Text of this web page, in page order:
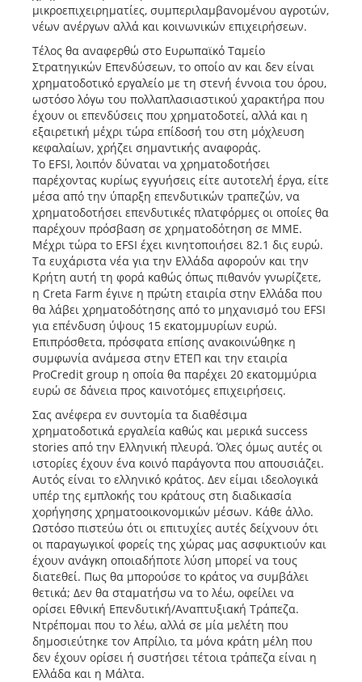
μικροεπιχειρηματίες, συμπεριλαμβανομένου αγροτών,
νέων ανέργων αλλά και κοινωνικών επιχειρήσεων.
Τέλος θα αναφερθώ στο Ευρωπαϊκό Ταμείο
Στρατηγικών Επενδύσεων, το οποίο αν και δεν είναι
χρηματοδοτικό εργαλείο με τη στενή έννοια του όρου,
ωστόσο λόγω του πολλαπλασιαστικού χαρακτήρα που
έχουν οι επενδύσεις που χρηματοδοτεί, αλλά και η
εξαιρετική μέχρι τώρα επίδοσή του στη μόχλευση
κεφαλαίων, χρήζει σημαντικής αναφοράς.
Το EFSI, λοιπόν δύναται να χρηματοδοτήσει
παρέχοντας κυρίως εγγυήσεις είτε αυτοτελή έργα, είτε
μέσα από την ύπαρξη επενδυτικών τραπεζών, να
χρηματοδοτήσει επενδυτικές πλατφόρμες οι οποίες θα
παρέχουν πρόσβαση σε χρηματοδότηση σε ΜΜΕ.
Μέχρι τώρα το EFSI έχει κινητοποιήσει 82.1 δις ευρώ.
Τα ευχάριστα νέα για την Ελλάδα αφορούν και την
Κρήτη αυτή τη φορά καθώς όπως πιθανόν γνωρίζετε,
η Creta Farm έγινε η πρώτη εταιρία στην Ελλάδα που
θα λάβει χρηματοδότησης από το μηχανισμό του EFSI
για επένδυση ύψους 15 εκατομμυρίων ευρώ.
Επιπρόσθετα, πρόσφατα επίσης ανακοινώθηκε η
συμφωνία ανάμεσα στην ΕΤΕΠ και την εταιρία
ProCredit group η οποία θα παρέχει 20 εκατομμύρια
ευρώ σε δάνεια προς καινοτόμες επιχειρήσεις.
Σας ανέφερα εν συντομία τα διαθέσιμα
χρηματοδοτικά εργαλεία καθώς και μερικά success
stories από την Ελληνική πλευρά. Όλες όμως αυτές οι
ιστορίες έχουν ένα κοινό παράγοντα που απουσιάζει.
Αυτός είναι το ελληνικό κράτος. Δεν είμαι ιδεολογικά
υπέρ της εμπλοκής του κράτους στη διαδικασία
χορήγησης χρηματοοικονομικών μέσων. Κάθε άλλο.
Ωστόσο πιστεύω ότι οι επιτυχίες αυτές δείχνουν ότι
οι παραγωγικοί φορείς της χώρας μας ασφυκτιούν και
έχουν ανάγκη οποιαδήποτε λύση μπορεί να τους
διατεθεί. Πως θα μπορούσε το κράτος να συμβάλει
θετικά; Δεν θα σταματήσω να το λέω, οφείλει να
ορίσει Εθνική Επενδυτική/Αναπτυξιακή Τράπεζα.
Ντρέπομαι που το λέω, αλλά σε μία μελέτη που
δημοσιεύτηκε τον Απρίλιο, τα μόνα κράτη μέλη που
δεν έχουν ορίσει ή συστήσει τέτοια τράπεζα είναι η
Ελλάδα και η Μάλτα.